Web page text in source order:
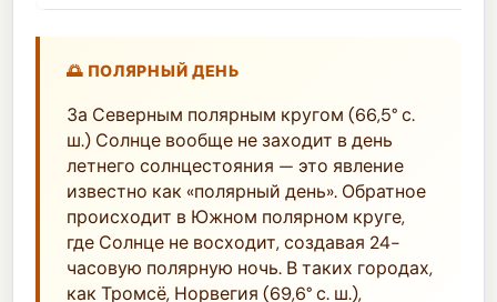
🌅 ПОЛЯРНЫЙ ДЕНЬ
За Северным полярным кругом (66,5° с.
ш.) Солнце вообще не заходит в день
летнего солнцестояния — это явление
известно как «полярный день». Обратное
происходит в Южном полярном круге,
где Солнце не восходит, создавая 24-
часовую полярную ночь. В таких городах,
как Тромсё, Норвегия (69,6° с. ш.),